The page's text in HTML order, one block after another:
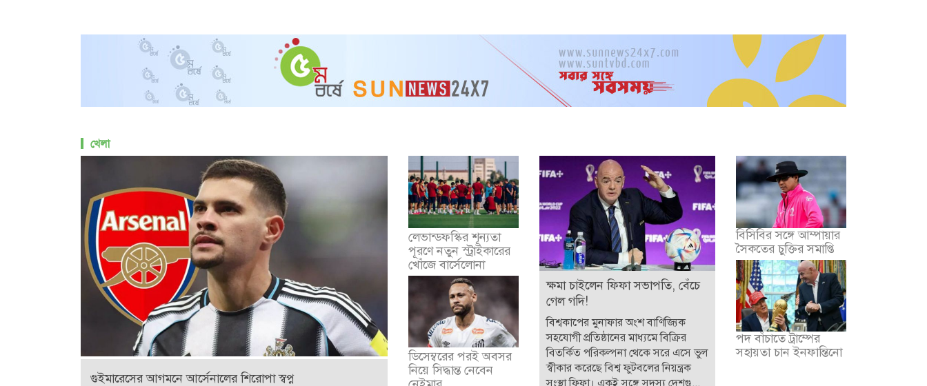
খেলা
গুইমারেসের আগমনে আর্সেনালের শিরোপা স্বপ্ন
লেভান্ডফস্কির শূন্যতা
পূরণে নতুন স্ট্রাইকারের
খোঁজে বার্সেলোনা
ডিসেম্বরের পরই অবসর
নিয়ে সিদ্ধান্ত নেবেন
ক্ষমা চাইলেন ফিফা সভাপতি, বেঁচে
গেল গদি!
বিশ্বকাপের মুনাফার অংশ বাণিজ্যিক
সহযোগী প্রতিষ্ঠানের মাধ্যমে বিক্রির
বিতর্কিত পরিকল্পনা থেকে সরে এসে ভুল
স্বীকার করেছে বিশ্ব ফুটবলের নিয়ন্ত্রক
সংস্থা ফিফা। একই সঙ্গে সদস্য দেশগু...
বিসিবির সঙ্গে আম্পায়ার
সৈকতের চুক্তির সমাপ্তি
পদ বাঁচাতে ট্রাম্পের
সহায়তা চান ইনফান্তিনো